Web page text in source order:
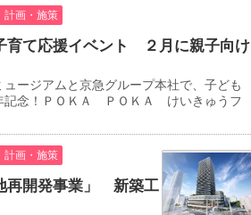
計画・施策
て応援イベント ２月に親子向け
ージアムと京急グループ本社で、子ども
記念！ＰＯＫＡ ＰＯＫＡ けいきゅうフ
計画・施策
再開発事業」 新築工